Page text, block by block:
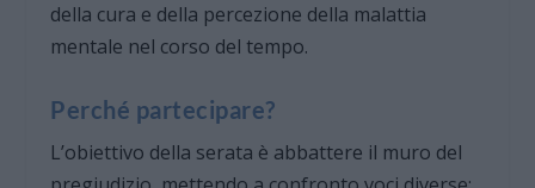
della cura e della percezione della malattia
mentale nel corso del tempo.
Perché partecipare?
L’obiettivo della serata è abbattere il muro del